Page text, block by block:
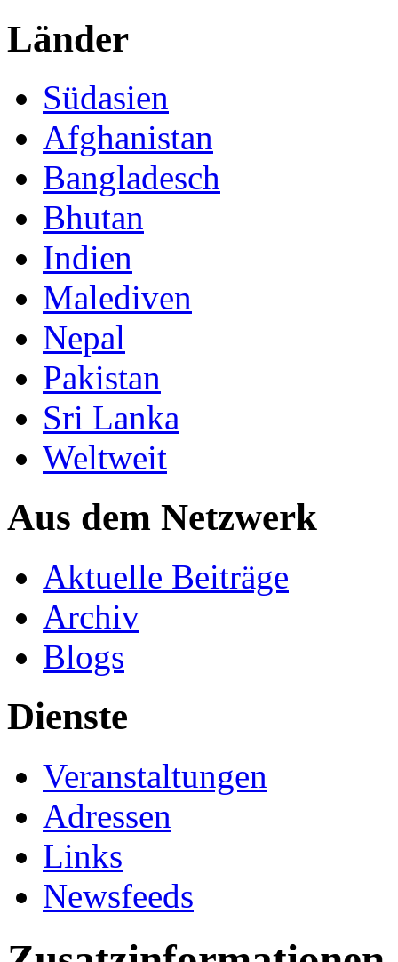
Länder
Südasien
Afghanistan
Bangladesch
Bhutan
Indien
Malediven
Nepal
Pakistan
Sri Lanka
Weltweit
Aus dem Netzwerk
Aktuelle Beiträge
Archiv
Blogs
Dienste
Veranstaltungen
Adressen
Links
Newsfeeds